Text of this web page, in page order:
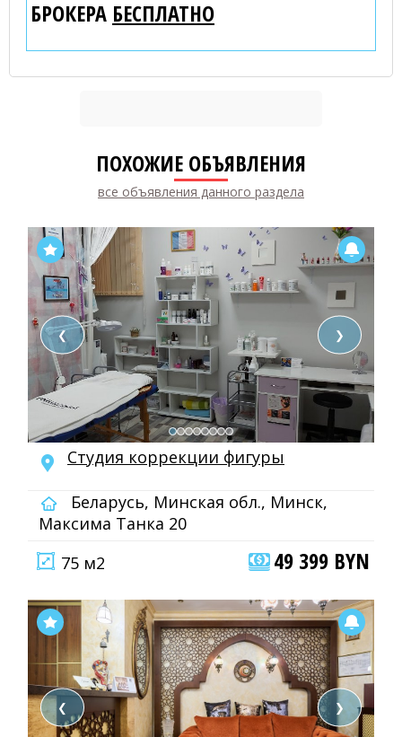
БРОКЕРА БЕСПЛАТНО
ПОХОЖИЕ ОБЪЯВЛЕНИЯ
все объявления данного раздела
❮ ❯
Студия коррекции фигуры
Беларусь, Минская обл., Минск,
Максима Танка 20
75 м2
49 399 BYN
❮ ❯